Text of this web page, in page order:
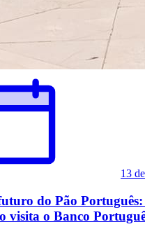
13
do Pão
visita o Banco